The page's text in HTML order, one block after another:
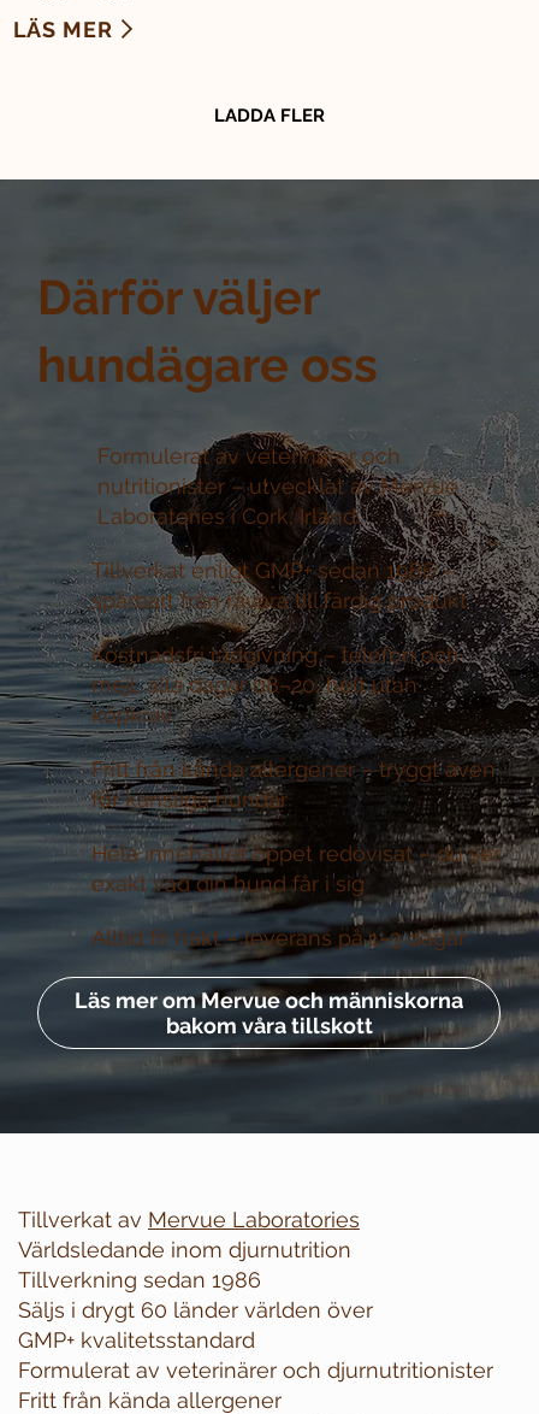
Därför väljer
hundägare oss
Formulerat av veterinärer och
nutritionister –utvecklat av Mervue
Laboratories i Cork, Irland
Tillverkat enligt GMP+ sedan 1986 –
spårbart från råvara till färdig produkt
Kostnadsfri rådgivning –telefon och
mejl, alla dagar 08–20, helt utan
köpkrav
Läs mer om Mervue och människorna
bakom våra tillskott
Fritt från kända allergener –tryggt även
för känsliga hundar
Hela innehållet öppet redovisat –du ser
exakt vad din hund får i sig
Alltid fri frakt –leverans på 1–3 dagar
LÄS MER
LADDA FLER
Tillverkat av Mervue Laboratories
Världsledande inom djurnutrition
Tillverkning sedan 1986
Säljs i drygt 60 länder världen över
GMP+ kvalitetsstandard
Formulerat av veterinärer och djurnutritionister
Fritt från kända allergener